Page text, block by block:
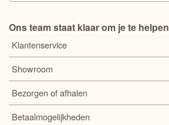
Ons team staat klaar om je te helpen
Klantenservice
Showroom
Bezorgen of afhalen
Betaalmogelijkheden